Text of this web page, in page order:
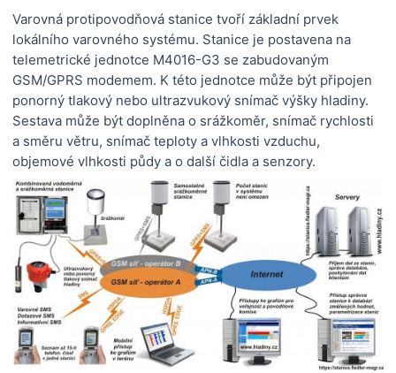
Varovná protipovodňová stanice tvoří základní prvek
lokálního varovného systému. Stanice je postavena na
telemetrické jednotce M4016-G3 se zabudovaným
GSM/GPRS modemem. K této jednotce může být připojen
ponorný tlakový nebo ultrazvukový snímač výšky hladiny.
Sestava může být doplněna o srážkoměr, snímač rychlosti
a směru větru, snímač teploty a vlhkosti vzduchu,
objemové vlhkosti půdy a o další čidla a senzory.